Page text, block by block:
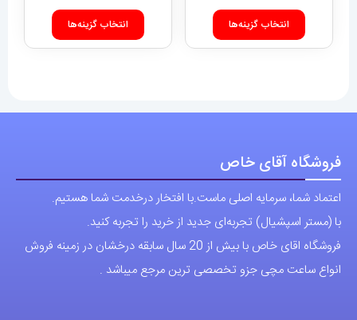
تا
انتخاب گزینه‌ها
این
محصول
گزینه
ها
ممکن
است
در
تا
انتخاب گزینه‌ها
این
محصول
گزینه
ها
است
فروشگاه آقای خاص
اعتماد شما، سرمایه اصلی ماست.با افتخار درخدمت شما هستیم.
با (مستر اسپشیال) تجربه‌ای جدید از خرید را تجربه کنید.
فروشگاه اقای خاص با بیش از 20 سال سابقه درخشان در زمینه فروش
انواع ساعت مچی جزو تخصصی ترین مرجع میباشد .